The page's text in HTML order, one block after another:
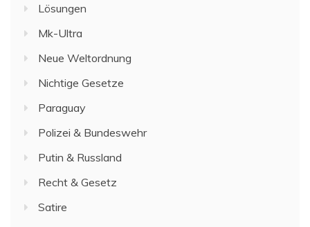
Lösungen
Mk-Ultra
Neue Weltordnung
Nichtige Gesetze
Paraguay
Polizei & Bundeswehr
Putin & Russland
Recht & Gesetz
Satire